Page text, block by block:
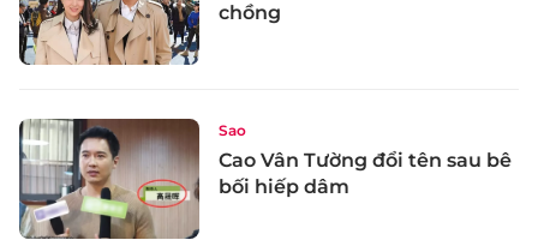
chồng
Sao
Cao Vân Tường đổi tên sau bê
bối hiếp dâm